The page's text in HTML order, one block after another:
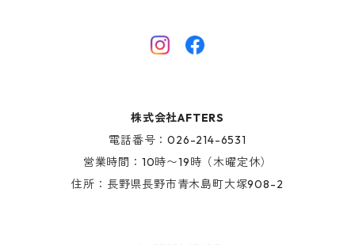
株式会社AFTERS
電話番号：026-214-6531
営業時間：10時〜19時（木曜定休）
住所：長野県長野市青木島町大塚908-2